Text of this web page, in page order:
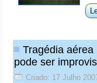
Tragédia
pode ser
Criado: 17 Julho